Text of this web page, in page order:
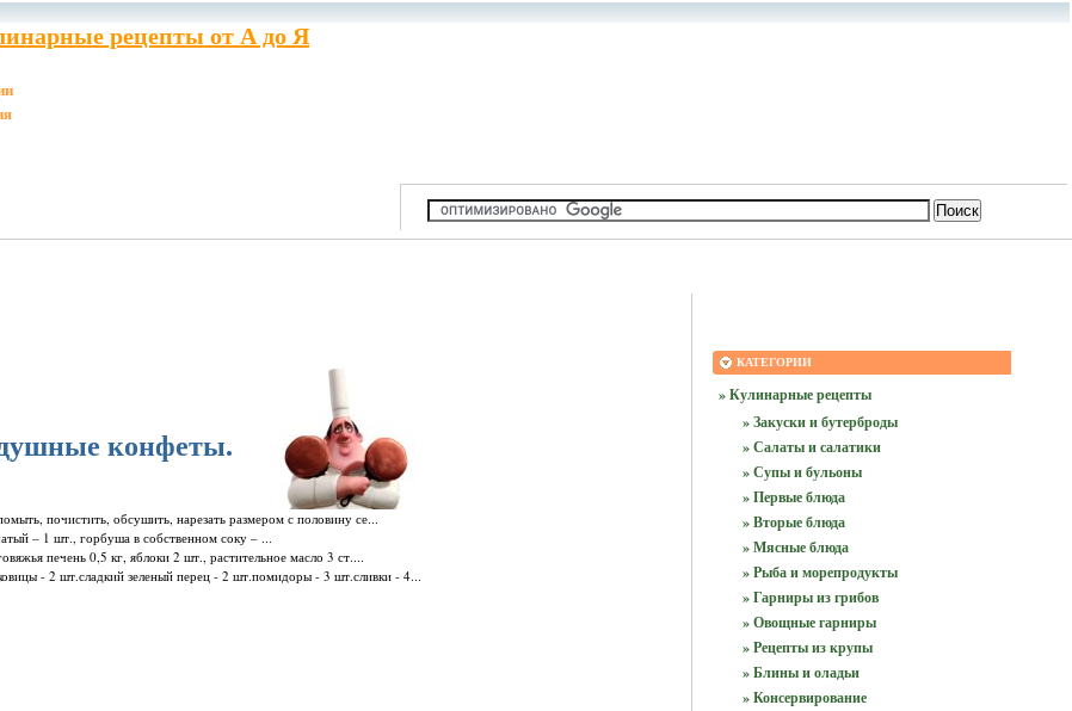
рецепты от А до Я
конфеты.
почистить, обсушить, нарезать размером с половину се...
– 1 шт., горбуша в собственном соку – ...
печень 0,5 кг, яблоки 2 шт., растительное масло 3 ст....
- 2 шт.сладкий зеленый перец - 2 шт.помидоры - 3 шт.сливки - 4...
КАТЕГОРИИ
» Кулинарные рецепты
» Закуски и бутерброды
» Салаты и салатики
» Супы и бульоны
» Первые блюда
» Вторые блюда
» Мясные блюда
» Рыба и морепродукты
» Гарниры из грибов
» Овощные гарниры
» Рецепты из крупы
» Блины и оладьи
» Консервирование